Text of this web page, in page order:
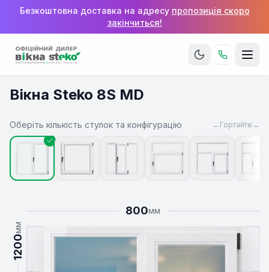
Безкоштовна доставка на адресу пропозиція скоро
закінчиться!
Вікна Steko 8S MD
Оберіть кількість стулок та конфігурацію ← Гортайте →
1200
мм
800мм